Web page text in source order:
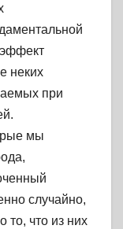
неких
при
мы
случайно,
то, что из них